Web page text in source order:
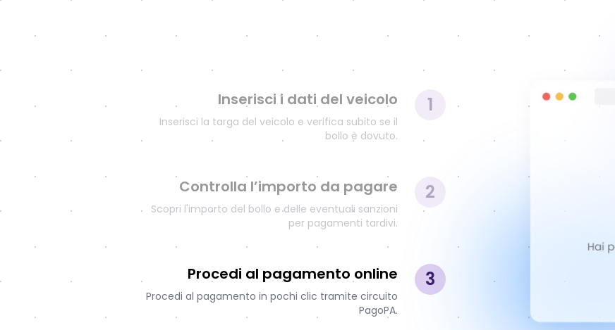
Inserisci i dati del veicolo
Inserisci la targa del veicolo e verifica subito se il
bollo è dovuto.
1
Controlla l’importo da pagare
Scopri l'importo del bollo e delle eventuali sanzioni
per pagamenti tardivi.
2
Procedi al pagamento online
Procedi al pagamento in pochi clic tramite circuito
PagoPA.
3